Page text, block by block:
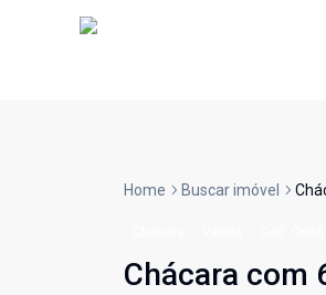
Home Buscar imóvel
Chácara com